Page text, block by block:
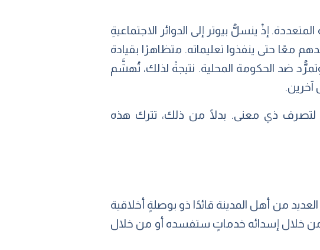
إذْ ينسلُّ بيوتر إلى الدوائر الاجتماعيةِ
معًا حتى ينفذوا تعليماته. متظاهرًا بقيادة
ضد الحكومة المحلية. نتيجةً لذلك، تُهشَّم
آخرين.
لتصرف ذي معنى. بدلًا من ذلك، تترك هذه
من أهل المدينة قائدًا ذو بوصلةٍ أخلاقية
من خلال إسدائه خدماتٍ ستفسده أو من خلال